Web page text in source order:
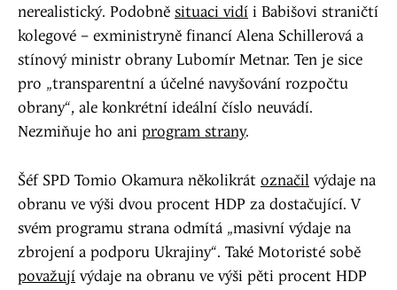
nerealistický. Podobně situaci vidí i Babišovi straničtí
kolegové – exministryně financí Alena Schillerová a
stínový ministr obrany Lubomír Metnar. Ten je sice
pro „transparentní a účelné navyšování rozpočtu
obrany“, ale konkrétní ideální číslo neuvádí.
Nezmiňuje ho ani program strany.
Šéf SPD Tomio Okamura několikrát označil výdaje na
obranu ve výši dvou procent HDP za dostačující. V
svém programu strana odmítá „masivní výdaje na
zbrojení a podporu Ukrajiny“. Také Motoristé sobě
považují výdaje na obranu ve výši pěti procent HDP